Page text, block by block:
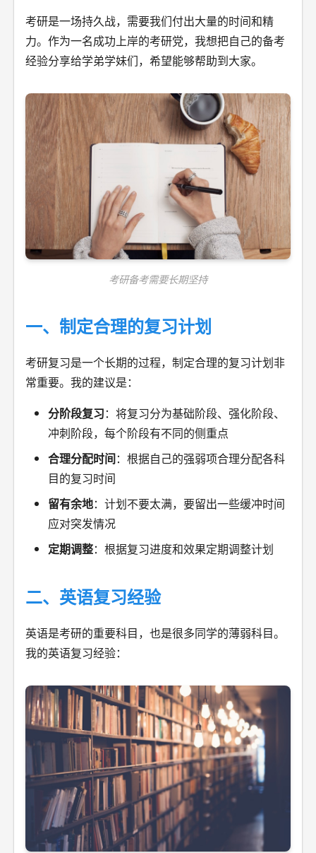
考研是一场持久战，需要我们付出大量的时间和精
力。作为一名成功上岸的考研党，我想把自己的备考
经验分享给学弟学妹们，希望能够帮助到大家。
考研备考需要长期坚持
一、制定合理的复习计划
考研复习是一个长期的过程，制定合理的复习计划非
常重要。我的建议是：
分阶段复习：将复习分为基础阶段、强化阶段、
冲刺阶段，每个阶段有不同的侧重点
合理分配时间：根据自己的强弱项合理分配各科
目的复习时间
留有余地：计划不要太满，要留出一些缓冲时间
应对突发情况
定期调整：根据复习进度和效果定期调整计划
二、英语复习经验
英语是考研的重要科目，也是很多同学的薄弱科目。
我的英语复习经验：